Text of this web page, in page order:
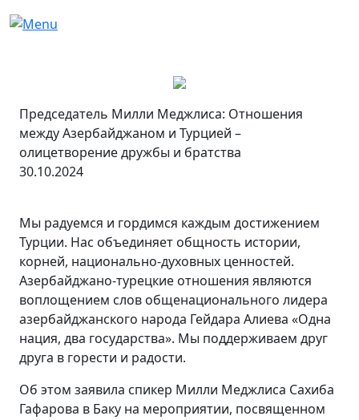
Председатель Милли Меджлиса: Отношения
между Азербайджаном и Турцией –
олицетворение дружбы и братства
30.10.2024
Мы радуемся и гордимся каждым достижением
Турции. Нас объединяет общность истории,
корней, национально-духовных ценностей.
Азербайджано-турецкие отношения являются
воплощением слов общенационального лидера
азербайджанского народа Гейдара Алиева «Одна
нация, два государства». Мы поддерживаем друг
друга в горести и радости.
Об этом заявила спикер Милли Меджлиса Сахиба
Гафарова в Баку на мероприятии, посвященном